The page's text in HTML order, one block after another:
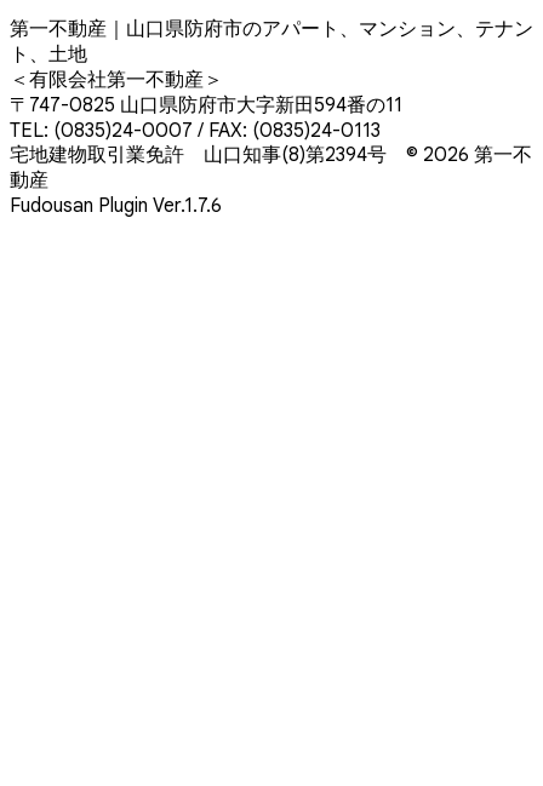
第一不動産｜山口県防府市のアパート、マンション、テナン
ト、土地
＜有限会社第一不動産＞
〒747-0825 山口県防府市大字新田594番の11
TEL: (0835)24-0007 / FAX: (0835)24-0113
宅地建物取引業免許 山口知事(8)第2394号 © 2026 第一不
動産
Fudousan Plugin Ver.1.7.6